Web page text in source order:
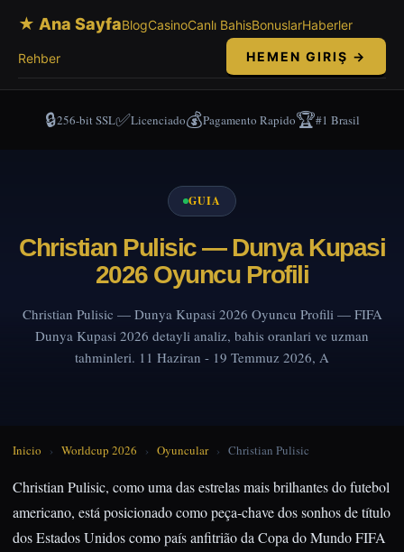
★ Ana SayfaBlogCasinoCanlı BahisBonuslarHaberler
Rehber HEMEN GIRIŞ →
🔒256-bit SSL✅Licenciado💰Pagamento Rapido🏆#1 Brasil
GUIA
Christian Pulisic — Dunya Kupasi
2026 Oyuncu Profili
Christian Pulisic — Dunya Kupasi 2026 Oyuncu Profili — FIFA
Dunya Kupasi 2026 detayli analiz, bahis oranlari ve uzman
tahminleri. 11 Haziran - 19 Temmuz 2026, A
Inicio › Worldcup 2026 › Oyuncular › Christian Pulisic
Christian Pulisic, como uma das estrelas mais brilhantes do futebol
americano, está posicionado como peça-chave dos sonhos de título
dos Estados Unidos como país anfitrião da Copa do Mundo FIFA